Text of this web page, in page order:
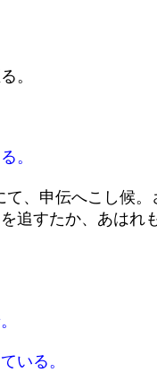
。
。
て、申伝へこし候
追すたか、あはれ
いる。